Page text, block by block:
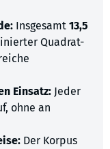
Insgesamt 13,5
Quadrat-
Einsatz: Jeder
ohne an
Der Korpus